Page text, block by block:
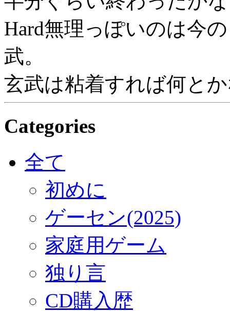
Hard無理っぽいのは今
武。
玄武は粘着すれば何と
Categories
全て
初めに
ゲーセン(2025)
家庭用ゲーム
独り言
CD購入歴